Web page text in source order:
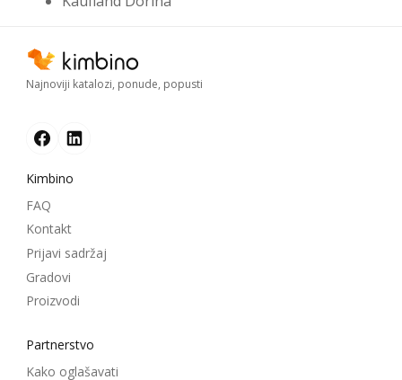
Najnoviji katalozi, ponude, popusti
Kimbino
FAQ
Kontakt
Prijavi sadržaj
Gradovi
Proizvodi
Partnerstvo
Kako oglašavati